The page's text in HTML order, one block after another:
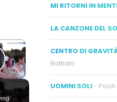
×
Video
MI RITORNI IN
LA CANZONE DEL
CENTRO DI
Battiato
UOMINI SOLI - Pooh